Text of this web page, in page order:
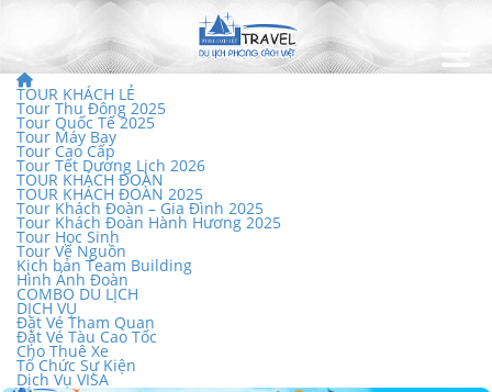
TOUR KHÁCH LẺ
Tour Thu Đông 2025
Tour Quốc Tế 2025
Tour Máy Bay
Tour Cao Cấp
Tour Tết Dương Lịch 2026
TOUR KHÁCH ĐOÀN
TOUR KHÁCH ĐOÀN 2025
Tour Khách Đoàn – Gia Đình 2025
Tour Khách Đoàn Hành Hương 2025
Tour Học Sinh
Tour Về Nguồn
Kịch bản Team Building
Hình Ảnh Đoàn
COMBO DU LỊCH
DỊCH VỤ
Đặt Vé Tham Quan
Đặt Vé Tàu Cao Tốc
Cho Thuê Xe
Tổ Chức Sự Kiện
Dịch Vụ VISA